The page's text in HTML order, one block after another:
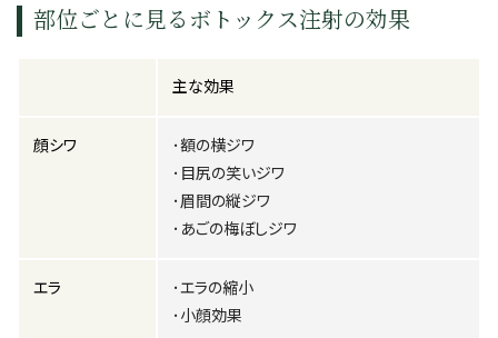
部位ごとに見るボトックス注射の効果
主な効果
顔シワ
･額の横ジワ
･目尻の笑いジワ
･眉間の縦ジワ
･あごの梅ぼしジワ
エラ
･エラの縮小
･小顔効果